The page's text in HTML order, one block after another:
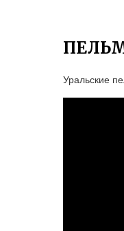
Уральские